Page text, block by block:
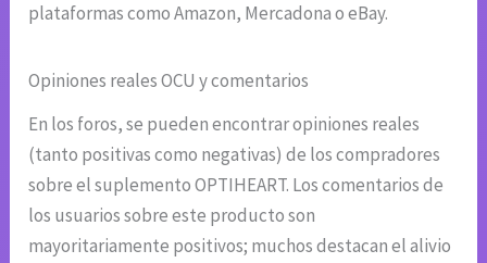
plataformas como Amazon, Mercadona o eBay.
Opiniones reales OCU y comentarios
En los foros, se pueden encontrar opiniones reales
(tanto positivas como negativas) de los compradores
sobre el suplemento OPTIHEART. Los comentarios de
los usuarios sobre este producto son
mayoritariamente positivos; muchos destacan el alivio